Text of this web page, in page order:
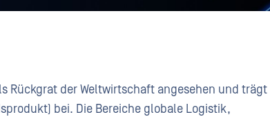
Rückgrat der Weltwirtschaft angesehen und trägt
bei. Die Bereiche globale Logistik,